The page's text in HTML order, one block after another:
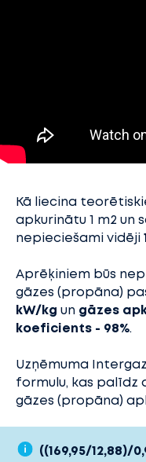
Kā liecina
apkurinātu 1 m2 un
nepieciešami vidēji
Aprēķiniem būs
gāzes (propāna)
kW/kg un gāzes
koeficients - 98%.
Uzņēmuma
formulu, kas palīdz
gāzes (propāna)
((169,95/12,88)/